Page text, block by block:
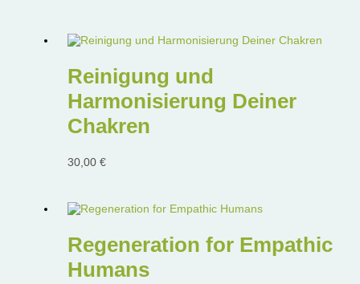
Reinigung und
Harmonisierung Deiner
Chakren
30,00 €
Regeneration for Empathic
Humans